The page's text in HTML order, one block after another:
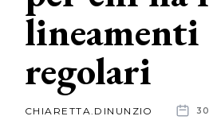
News
News
dalle
lineamenti
regolari
CHIARETTA.DINUNZIO